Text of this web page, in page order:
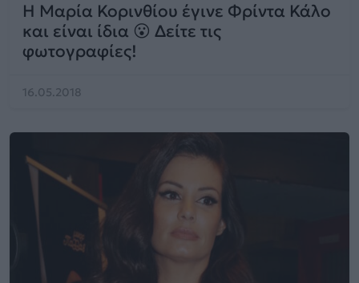
Η Μαρία Κορινθίου έγινε Φρίντα Κάλο
και είναι ίδια 😮 Δείτε τις
φωτογραφίες!
16.05.2018